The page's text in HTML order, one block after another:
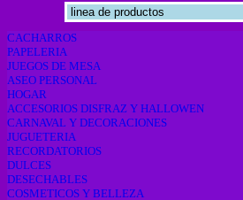
CACHARROS
PAPELERIA
JUEGOS DE MESA
ASEO PERSONAL
HOGAR
ACCESORIOS DISFRAZ Y HALLOWEN
CARNAVAL Y DECORACIONES
JUGUETERIA
RECORDATORIOS
DULCES
DESECHABLES
COSMETICOS Y BELLEZA